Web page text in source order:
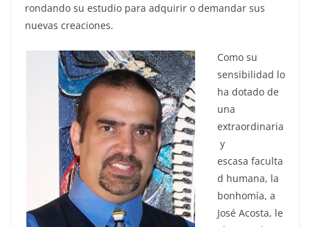
rondando su estudio para adquirir o demandar sus
nuevas creaciones.
Como su
sensibilidad lo
ha dotado de
una
extraordinaria
y
escasa faculta
d humana, la
bonhomía, a
José Acosta, le